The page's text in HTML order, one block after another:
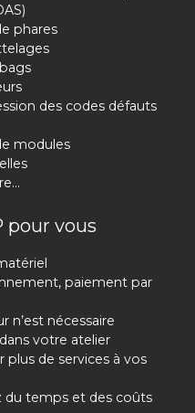
phares
des codes défauts
modules
pour vous
paiement par
n’est nécessaire
votre atelier
plus de services à vos
du temps et des coûts